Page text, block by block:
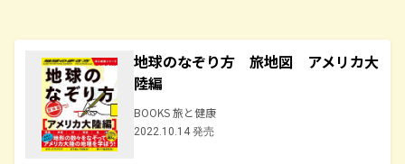
地球のなぞり方 旅地図 アメリカ大
陸編
BOOKS 旅と健康
2022.10.14 発売